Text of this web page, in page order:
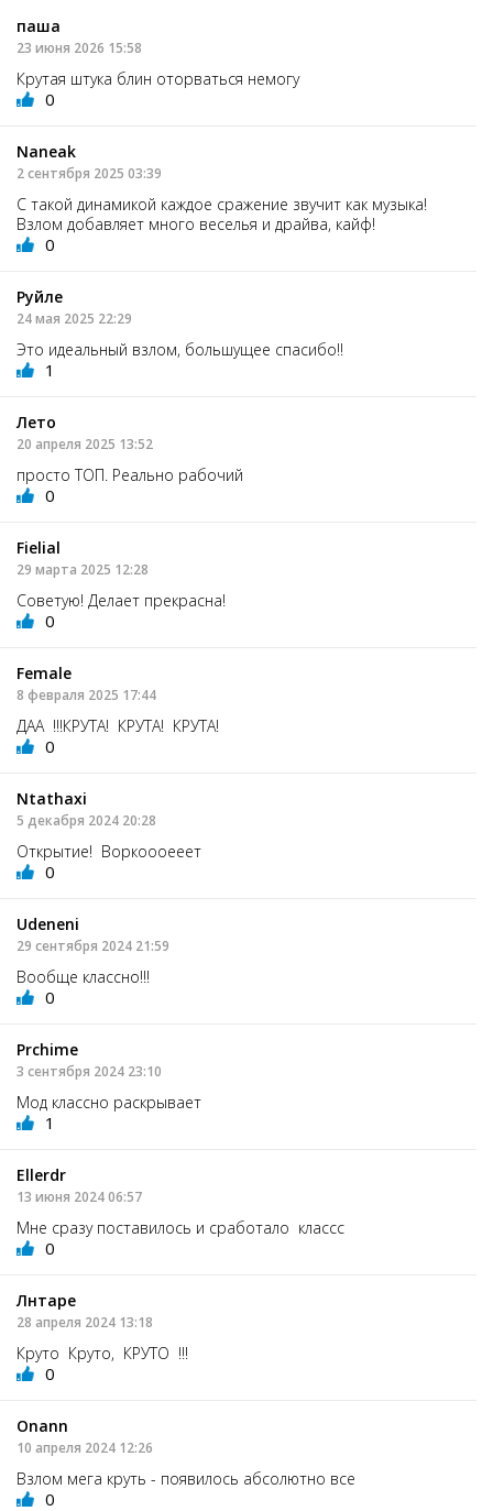
паша
23 июня 2026 15:58
Крутая штука блин оторваться немогу
0
Naneak
2 сентября 2025 03:39
С такой динамикой каждое сражение звучит как музыка!
Взлом добавляет много веселья и драйва, кайф!
0
Руйле
24 мая 2025 22:29
Это идеальный взлом, большущее спасибо!!
1
Лето
20 апреля 2025 13:52
просто ТОП. Реально рабочий
0
Fielial
29 марта 2025 12:28
Советую! Делает прекрасна!
0
Female
8 февраля 2025 17:44
ДАА !!!КРУТА! КРУТА! КРУТА!
0
Ntathaxi
5 декабря 2024 20:28
Открытие! Воркоооееет
0
Udeneni
29 сентября 2024 21:59
Вообще классно!!!
0
Prchime
3 сентября 2024 23:10
Мод классно раскрывает
1
Ellerdr
13 июня 2024 06:57
Мне сразу поставилось и сработало классс
0
Лнтаре
28 апреля 2024 13:18
Круто Круто, КРУТО !!!
0
Onann
10 апреля 2024 12:26
Взлом мега круть - появилось абсолютно все
0